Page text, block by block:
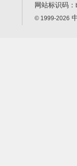
网站标识码：
© 1999-2026